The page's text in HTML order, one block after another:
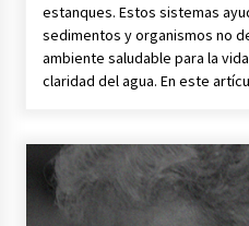
con los
estanques. Estos sistemas
sedimentos y organismos no
ambiente saludable para la
claridad del agua. En este